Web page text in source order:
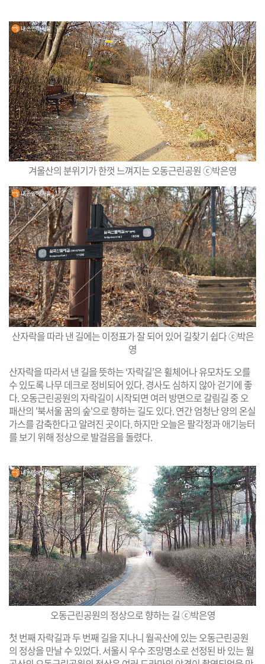
겨울산의 분위기가 한껏 느껴지는 오동근린공원 ⓒ박은영
산자락을 따라 낸 길에는 이정표가 잘 되어 있어 길찾기 쉽다 ⓒ박은
영
산자락을 따라서 낸 길을 뜻하는 ‘자락길’은 휠체어나 유모차도 오를
수 있도록 나무 데크로 정비되어 있다. 경사도 심하지 않아 걷기에 좋
다. 오동근린공원의 자락길이 시작되면 여러 방면으로 갈림길 중 오
패산의 '북서울 꿈의 숲'으로 향하는 길도 있다. 연간 엄청난 양의 온실
가스를 감축한다고 알려진 곳이다. 하지만 오늘은 팔각정과 애기능터
를 보기 위해 정상으로 발걸음을 돌렸다.
오동근린공원의 정상으로 향하는 길 ⓒ박은영
첫 번째 자락길과 두 번째 길을 지나니 월곡산에 있는 오동근린공원
의 정상을 만날 수 있었다. 서울시 우수 조망명소로 선정된 바 있는 월